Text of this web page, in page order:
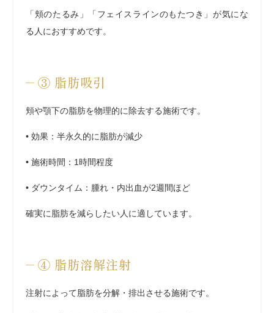
「頬のたるみ」「フェイスラインのもたつき」が気にな
る人におすすめです。
③ 脂肪吸引
頬や顎下の脂肪を物理的に除去する施術です。
• 効果 ：半永久的に脂肪が減少
• 施術時間 ：1時間程度
• ダウンタイム ：腫れ・内出血が2週間ほど
確実に脂肪を減らしたい人に適しています。
④ 脂肪溶解注射
注射によって脂肪を分解・排出させる施術です。